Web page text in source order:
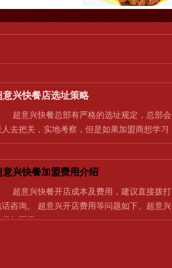
意兴快餐店选址策略
意兴快餐总部有严格的选址规定，总部会
人去把关，实地考察，但是如果加盟商想学习
…
意兴快餐加盟费用介绍
意兴快餐开店成本及费用，建议直接拨打
话咨询。 超意兴开店费用等问题如下。超意兴
餐加盟费…